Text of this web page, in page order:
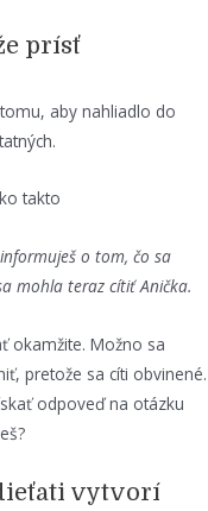
prísť
aby nahliadlo do
takto
o tom, čo sa
mohla teraz cítiť Anička.
okamžite. Možno sa
pretože sa cíti obvinené.
odpoveď na otázku
vytvorí